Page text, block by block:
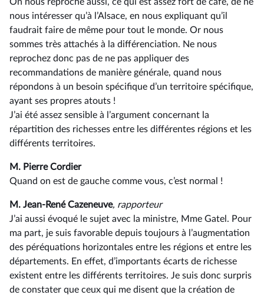
nous intéresser qu’à l’Alsace, en nous expliquant qu’il
faudrait faire de même pour tout le monde. Or nous
sommes très attachés à la différenciation. Ne nous
reprochez donc pas de ne pas appliquer des
recommandations de manière générale, quand nous
répondons à un besoin spécifique d’un territoire spécifique,
ayant ses propres atouts !
J’ai été assez sensible à l’argument concernant la
répartition des richesses entre les différentes régions et les
différents territoires.
M. Pierre Cordier
Quand on est de gauche comme vous, c’est normal !
M. Jean-René Cazeneuve, rapporteur
J’ai aussi évoqué le sujet avec la ministre, Mme Gatel. Pour
ma part, je suis favorable depuis toujours à l’augmentation
des péréquations horizontales entre les régions et entre les
départements. En effet, d’importants écarts de richesse
existent entre les différents territoires. Je suis donc surpris
de constater que ceux qui me disent que la création de